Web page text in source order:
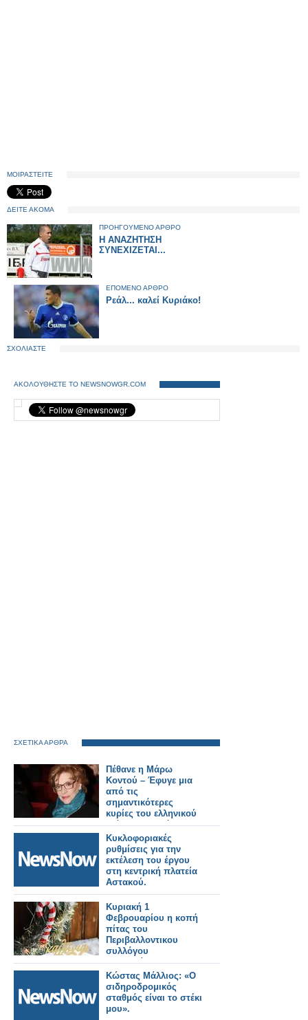
ΜΟΙΡΑΣΤΕΙΤΕ
ΔΕΙΤΕ ΑΚΟΜΑ
ΠΡΟΗΓΟΥΜΕΝΟ ΑΡΘΡΟ
Η ΑΝΑΖΗΤΗΣΗ
ΣΥΝΕΧΙΖΕΤΑΙ...
ΕΠΟΜΕΝΟ ΑΡΘΡΟ
Ρεάλ... καλεί Κυριάκο!
ΣΧΟΛΙΑΣΤΕ
ΑΚΟΛΟΥΘΗΣΤΕ ΤΟ NEWSNOWGR.COM
ΣΧΕΤΙΚΑ ΑΡΘΡΑ
Πέθανε η Μάρω
Κοντού – Έφυγε μια
από τις
σημαντικότερες
κυρίες του ελληνικού
θεάτρου, τηλεόρασης
και κινηματογράφου
Κυκλοφοριακές
ρυθμίσεις για την
εκτέλεση του έργου
στη κεντρική πλατεία
Αστακού.
Κυριακή 1
Φεβρουαρίου η κοπή
πίτας του
Περιβαλλοντικου
συλλόγου
Χρυσοβίτσας στην
πλατεία του χωριού
Κώστας Μάλλιος: «Ο
σιδηροδρομικός
σταθμός είναι το στέκι
μου».